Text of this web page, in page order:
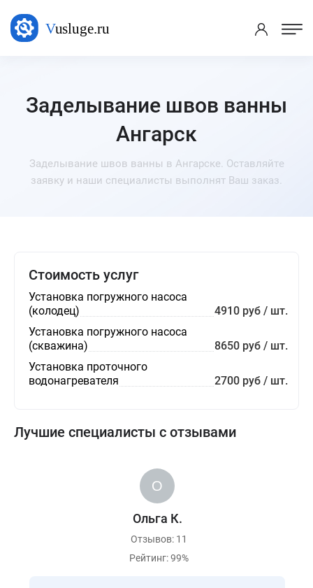
Заделывание швов ванны
Ангарск
Заделывание швов ванны в Ангарске. Оставляйте
заявку и наши специалисты выполнят Ваш заказ.
Стоимость услуг
Установка погружного насоса
(колодец)
4910 руб / шт.
Установка погружного насоса
(скважина)
8650 руб / шт.
Установка проточного
водонагревателя
2700 руб / шт.
Лучшие специалисты с отзывами
Ольга К.
Отзывов: 11
Рейтинг: 99%